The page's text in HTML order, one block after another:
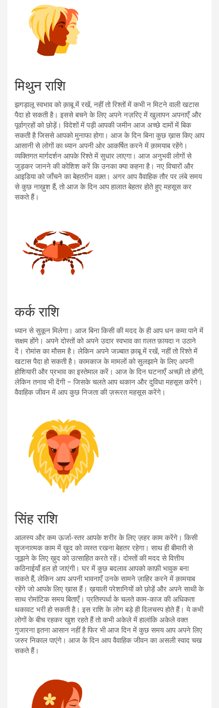
मिथुन राशि
झगड़ालू स्वभाव को क़ाबू में रखें, नहीं तो रिश्तों में कभी न मिटने वाली खटास
पैदा हो सकती है। इससे बचने के लिए अपने नज़रिए में खुलापन अपनाएँ और
पूर्वाग्रहों को छोड़ें। विदेशों में पड़ी आपकी जमीन आज अच्छे दामों में बिक
सकती है जिससे आपको मुनाफा होगा। आज के दिन बिना कुछ ख़ास किए आप
आसानी से लोगों का ध्यान अपनी ओर आकर्षित करने में क़ामयाब रहेंगे।
व्यक्तिगत मार्गदर्शन आपके रिश्ते में सुधार लाएगा। आज अनुभवी लोगों से
जुड़कर जानने की कोशिश करें कि उनका क्या कहना है। नए विचारों और
आइडिया को जाँचने का बेहतरीन वक़्त। अगर आप वैवाहिक तौर पर लंबे समय
से कुछ नाख़ुश हैं, तो आज के दिन आप हालात बेहतर होते हुए महसूस कर
सकते हैं।
कर्क राशि
ध्यान से सुकून मिलेगा। आज बिना किसी की मदद के ही आप धन कमा पाने में
सक्षम होंगे। अपने दोस्तों को अपने उदार स्वभाव का ग़लत फ़ायदा न उठाने
दें। रोमांस का मौसम है। लेकिन अपने जज़्बात क़ाबू में रखें, नहीं तो रिश्ते में
खटास पैदा हो सकती है। कामकाज के मामलों को सुलझाने के लिए अपनी
होशियारी और प्रभाव का इस्तेमाल करें। आज के दिन घटनाएँ अच्छी तो होंगी,
लेकिन तनाव भी देंगी – जिसके चलते आप थकान और दुविधा महसूस करेंगे।
वैवाहिक जीवन में आप कुछ निजता की ज़रूरत महसूस करेंगे।
सिंह राशि
आलस्य और कम ऊर्जा-स्तर आपके शरीर के लिए ज़हर काम करेंगे। किसी
सृजनात्मक काम में ख़ुद को व्यस्त रखना बेहतर रहेगा। साथ ही बीमारी से
जूझने के लिए ख़ुद को उत्साहित करते रहें। दोस्तों की मदद से वित्तीय
कठिनाईयाँ हल हो जाएंगी। घर में कुछ बदलाव आपको काफ़ी भावुक बना
सकते हैं, लेकिन आप अपनी भावनाएँ उनके सामने ज़ाहिर करने में क़ामयाब
रहेंगे जो आपके लिए ख़ास हैं। ख़याली परेशानियों को छोड़ें और अपने साथी के
साथ रोमांटिक समय बिताएँ। प्रतिस्पर्धा के चलते काम-काज की अधिकता
थकावट भरी हो सकती है। इस राशि के लोग बड़े ही दिलचस्प होते हैं। ये कभी
लोगों के बीच रहकर खुश रहते हैं तो कभी अकेले में हालांकि अकेले वक्त
गुजारना इतना आसान नहीं है फिर भी आज दिन में कुछ समय आप अपने लिए
जरुर निकाल पाएंगे। आज के दिन आप वैवाहिक जीवन का असली स्वाद चख
सकते हैं।